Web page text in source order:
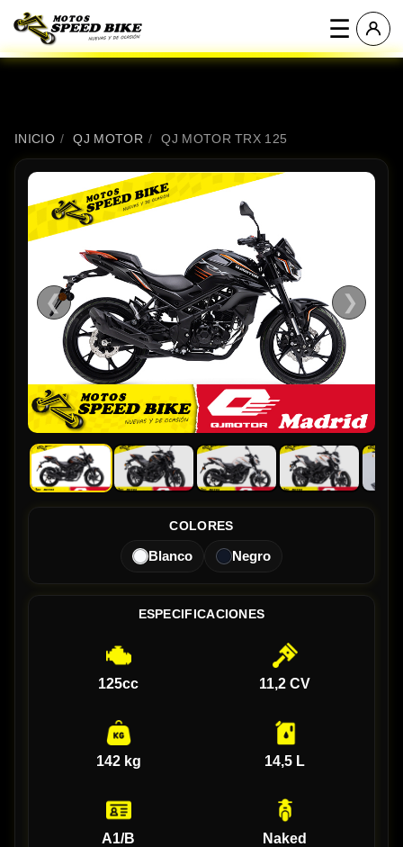
☰
INICIO / QJ MOTOR / QJ MOTOR TRX 125
❮ ❯
COLORES
Blanco Negro
ESPECIFICACIONES
125cc 11,2 CV
142 kg 14,5 L
A1/B Naked